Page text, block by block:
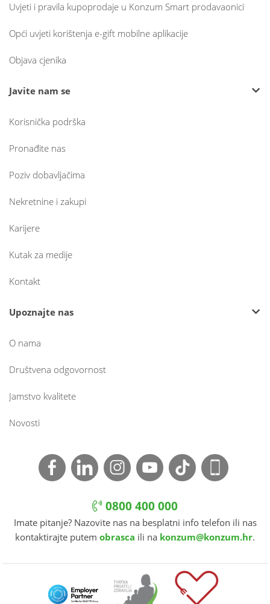
Uvjeti i pravila kupoprodaje u Konzum Smart prodavaonici
Opći uvjeti korištenja e-gift mobilne aplikacije
Objava cjenika
Javite nam se
Korisnička podrška
Pronađite nas
Poziv dobavljačima
Nekretnine i zakupi
Karijere
Kutak za medije
Kontakt
Upoznajte nas
O nama
Društvena odgovornost
Jamstvo kvalitete
Novosti
0800 400 000
Imate pitanje? Nazovite nas na besplatni info telefon ili nas
kontaktirajte putem obrasca ili na konzum@konzum.hr.